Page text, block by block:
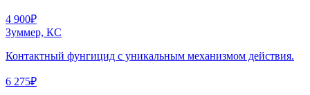
4 900₽
Зуммер, КС
Контактный фунгицид с уникальным механизмом действия.
6 275₽